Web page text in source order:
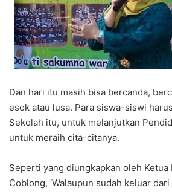
Dan hari itu masih bisa bercanda,
esok atau lusa. Para siswa-siswi
Sekolah itu, untuk melanjutkan
untuk meraih cita-citanya.
Seperti yang diungkapkan oleh Ketua
Coblong, ‘Walaupun sudah keluar